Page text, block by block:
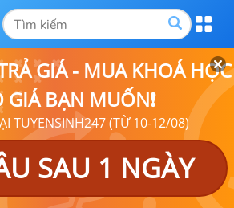
GIÁ - MUA KHOÁ HỌC
GIÁ BẠN MUỐN❗
TUYENSINH247 (TỪ 10-12/08)
SAU 1 NGÀY